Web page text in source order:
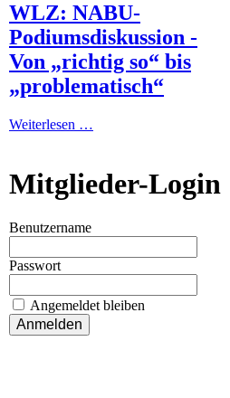
WLZ: NABU-
Podiumsdiskussion -
Von „richtig so“ bis
„problematisch“
Weiterlesen …
Mitglieder-Login
Benutzername
Passwort
Angemeldet bleiben